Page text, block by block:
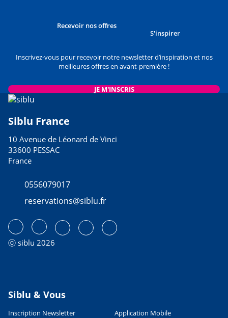
Recevoir nos offres
S'inspirer
Inscrivez-vous pour recevoir notre newsletter d’inspiration et nos
meilleures offres en avant-première !
JE M'INSCRIS
Siblu France
10 Avenue de Léonard de Vinci
33600 PESSAC
France
0556079017
reservations@siblu.fr
ⓒ siblu 2026
Siblu & Vous
Inscription Newsletter
Application Mobile